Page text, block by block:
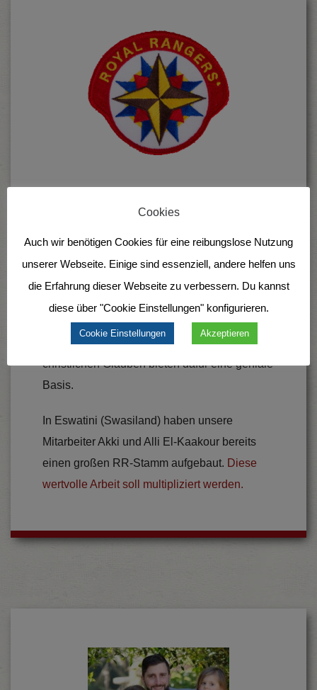
…ist eine internationale christliche
Leiterschaftsentwicklung gefördert werden.
Abenteuer und Gemeinschaft mit Bezug zum
christlichen Glauben bieten dafür eine geniale
Basis.
In Eswatini (Swasiland) haben unsere
Mitarbeiter Akki und Alli El-Kaakour bereits
einen großen RR-Stamm aufgebaut. Diese
wertvolle Arbeit soll multipliziert werden.
Cookies
Auch wir benötigen Cookies für eine reibungslose Nutzung
unserer Webseite. Einige sind essenziell, andere helfen uns
die Erfahrung dieser Webseite zu verbessern. Du kannst
diese über "Cookie Einstellungen" konfigurieren.
Cookie Einstellungen Akzeptieren